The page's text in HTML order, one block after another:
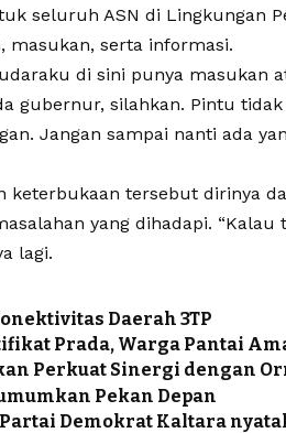
seluruh ASN di Lingkungan
masukan, serta informasi.
di sini punya masukan
gubernur, silahkan. Pintu
Jangan sampai nanti ada
keterbukaan tersebut dirinya
yang dihadapi.
lagi.
Daerah 3TP
Prada, Warga Pantai
Perkuat Sinergi dengan
Pekan Depan
Partai Demokrat Kaltara